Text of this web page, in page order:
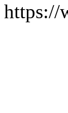
https://